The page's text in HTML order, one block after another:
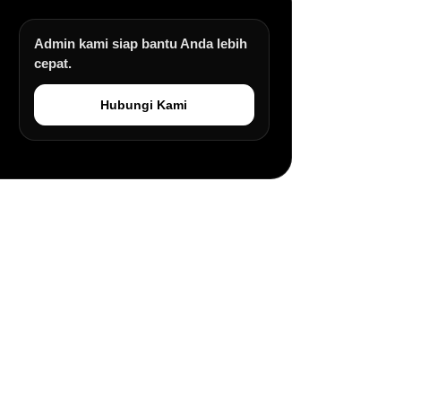
Admin kami siap bantu Anda lebih
cepat.
Hubungi Kami